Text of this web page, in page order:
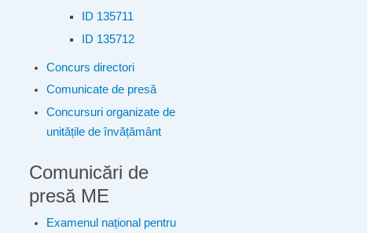
ID 135711
ID 135712
Concurs directori
Comunicate de presă
Concursuri organizate de
unitățile de învățământ
Comunicări de
presă ME
Examenul național pentru